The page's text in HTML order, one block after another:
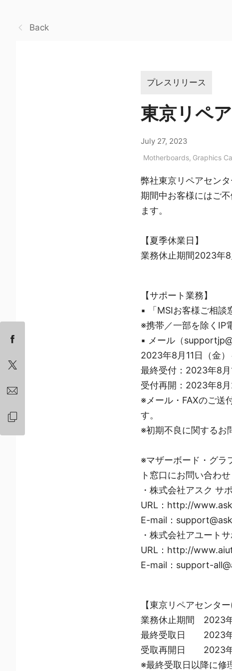
Back
プレスリリース
東京リペ
July 27, 2023
Motherboards, Graphics
弊社東京リペアセン
期間中お客様にはご
ます。
【夏季休業日】
業務休止期間2023年8
【サポート業務】
▪ 「MSIお客様ご相
※携帯／一部を除くIP
▪ メール（
2023年8月11日（金
最終受付：2023年8
受付再開：2023年8
※メール・FAXのご送
す。
※初期不良に関するお
※マザーボード・グラ
ト窓口にお問い合わせ
・株式会社アスク サ
URL：http://
E-mail：
・株式会社アユート
URL：http://
E-mail：support-
【東京リペアセンタ
業務休止期間 2023年
最終受取日 2023年
受取再開日 2023年
※最終受取日以降に修